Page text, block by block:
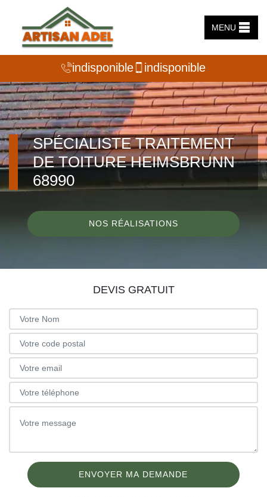
MENU
indisponible indisponible
SPÉCIALISTE TRAITEMENT
DE TOITURE HEIMSBRUNN
68990
NOS RÉALISATIONS
DEVIS GRATUIT